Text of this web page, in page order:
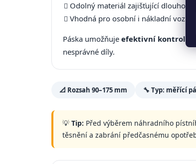
Odolný materiál zajišťující dlouhou
Vhodná pro osobní i nákladní
Páska umožňuje efektivní kontrolu
nesprávné díly.
📐 Rozsah 90–175 mm 🔧 Typ: měřící
💡 Tip: Před výběrem náhradního
těsnění a zabrání předčasnému